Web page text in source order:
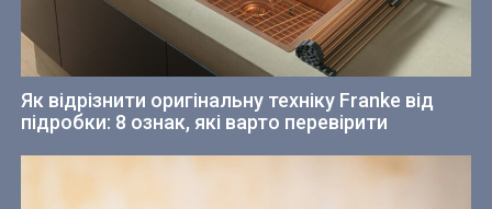
Як відрізнити оригінальну техніку Franke від
підробки: 8 ознак, які варто перевірити